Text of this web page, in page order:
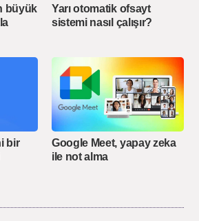
büyük
Yarı otomatik ofsayt
sistemi nasıl çalışır?
bir
Google Meet, yapay zeka
ile not alma